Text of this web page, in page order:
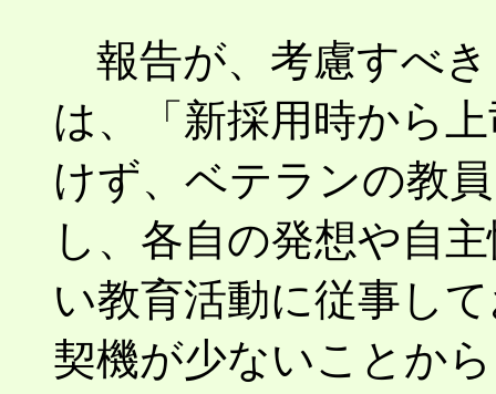
報告が、考慮すべ
は、「新採用時から
けず、ベテランの教
し、各自の発想や自
い教育活動に従事し
契機が少ないことか